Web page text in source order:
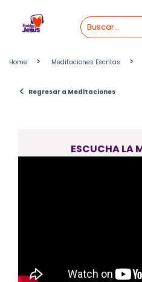
content
Home > Meditaciones Escritas >
< Regresar a Meditaciones
ESCUCHA LA